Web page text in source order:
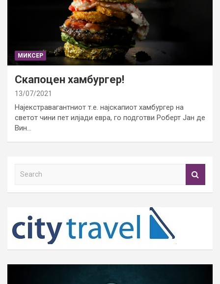
МИКСЕР
Скапоцен хамбургер!
13/07/2021
Најекстравагантниот т.е. најскапиот хамбургер на
светот чини пет илјади евра, го подготви Роберт Јан де
Вин…
h